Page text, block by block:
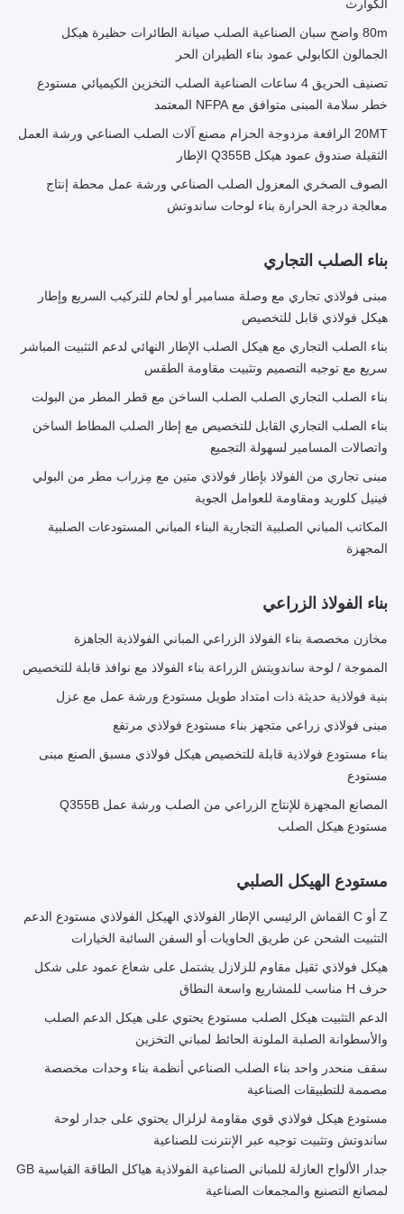
الكوارث
80m واضح سبان الصناعية الصلب صيانة الطائرات حظيرة هيكل
الجمالون الكابولي عمود بناء الطيران الحر
تصنيف الحريق 4 ساعات الصناعية الصلب التخزين الكيميائي مستودع
خطر سلامة المبنى متوافق مع NFPA المعتمد
20MT الرافعة مزدوجة الحزام مصنع آلات الصلب الصناعي ورشة العمل
الثقيلة صندوق عمود هيكل Q355B الإطار
الصوف الصخري المعزول الصلب الصناعي ورشة عمل محطة إنتاج
معالجة درجة الحرارة بناء لوحات ساندوتش
بناء الصلب التجاري
مبنى فولاذي تجاري مع وصلة مسامير أو لحام للتركيب السريع وإطار
هيكل فولاذي قابل للتخصيص
بناء الصلب التجاري مع هيكل الصلب الإطار النهائي لدعم التثبيت المباشر
سريع مع توجيه التصميم وتثبيت مقاومة الطقس
بناء الصلب التجاري الصلب الصلب الساخن مع قطر المطر من البولت
بناء الصلب التجاري القابل للتخصيص مع إطار الصلب المطاط الساخن
واتصالات المسامير لسهولة التجميع
مبنى تجاري من الفولاذ بإطار فولاذي متين مع مِزراب مطر من البولي
فينيل كلوريد ومقاومة للعوامل الجوية
المكاتب المباني الصلبية التجارية البناء المباني المستودعات الصلبية
المجهزة
بناء الفولاذ الزراعي
مخازن مخصصة بناء الفولاذ الزراعي المباني الفولاذية الجاهزة
المموجة / لوحة ساندويتش الزراعة بناء الفولاذ مع نوافذ قابلة للتخصيص
بنية فولاذية حديثة ذات امتداد طويل مستودع ورشة عمل مع عزل
مبنى فولاذي زراعي متجهز بناء مستودع فولاذي مرتفع
بناء مستودع فولاذية قابلة للتخصيص هيكل فولاذي مسبق الصنع مبنى
مستودع
المصانع المجهزة للإنتاج الزراعي من الصلب ورشة عمل Q355B
مستودع هيكل الصلب
مستودع الهيكل الصلبي
Z أو C القماش الرئيسي الإطار الفولاذي الهيكل الفولاذي مستودع الدعم
التثبيت الشحن عن طريق الحاويات أو السفن السائبة الخيارات
هيكل فولاذي ثقيل مقاوم للزلازل يشتمل على شعاع عمود على شكل
حرف H مناسب للمشاريع واسعة النطاق
الدعم التثبيت هيكل الصلب مستودع يحتوي على هيكل الدعم الصلب
والأسطوانة الصلبة الملونة الحائط لمباني التخزين
سقف منحدر واحد بناء الصلب الصناعي أنظمة بناء وحدات مخصصة
مصممة للتطبيقات الصناعية
مستودع هيكل فولاذي قوي مقاومة لزلزال يحتوي على جدار لوحة
ساندوتش وتثبيت توجيه عبر الإنترنت للصناعية
جدار الألواح العازلة للمباني الصناعية الفولاذية هياكل الطاقة القياسية GB
لمصانع التصنيع والمجمعات الصناعية